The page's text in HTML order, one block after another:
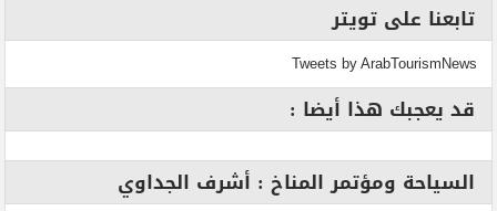
تابعنا على تويتر
Tweets by ArabTourismNews
قد يعجبك هذا أيضا :
السياحة ومؤتمر المناخ : أشرف الجداوي